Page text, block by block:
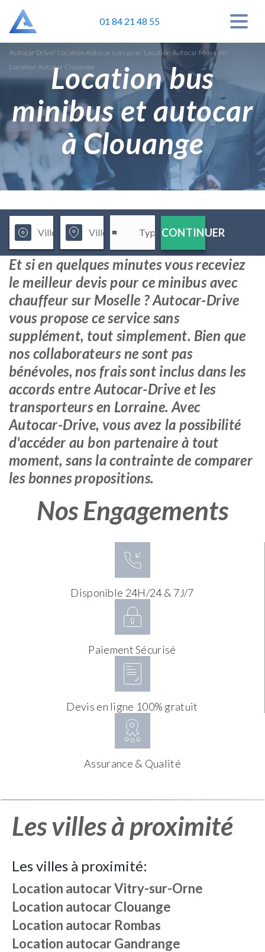
01 84 21 48 55
Autocar Drive/ Location Autocar Lorraine/ Location Autocar Moselle/
Location Autocar Clouange
Location bus
minibus et autocar
à Clouange
CONTINUER
Et si en quelques minutes vous receviez
le meilleur devis pour ce minibus avec
chauffeur sur Moselle ? Autocar-Drive
vous propose ce service sans
supplément, tout simplement. Bien que
nos collaborateurs ne sont pas
bénévoles, nos frais sont inclus dans les
accords entre Autocar-Drive et les
transporteurs en Lorraine. Avec
Autocar-Drive, vous avez la possibilité
d'accéder au bon partenaire à tout
moment, sans la contrainte de comparer
les bonnes propositions.
Nos Engagements
Disponible 24H/24 & 7J/7
Paiement Sécurisé
Devis en ligne 100% gratuit
Assurance & Qualité
Les villes à proximité
Les villes à proximité:
Location autocarVitry-sur-Orne
Location autocarClouange
Location autocar Rombas
Location autocarGandrange